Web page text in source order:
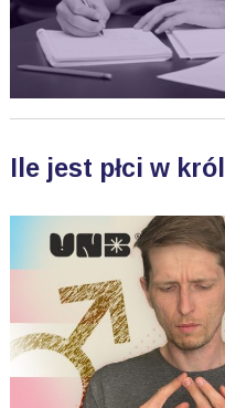
Ile jest płci w